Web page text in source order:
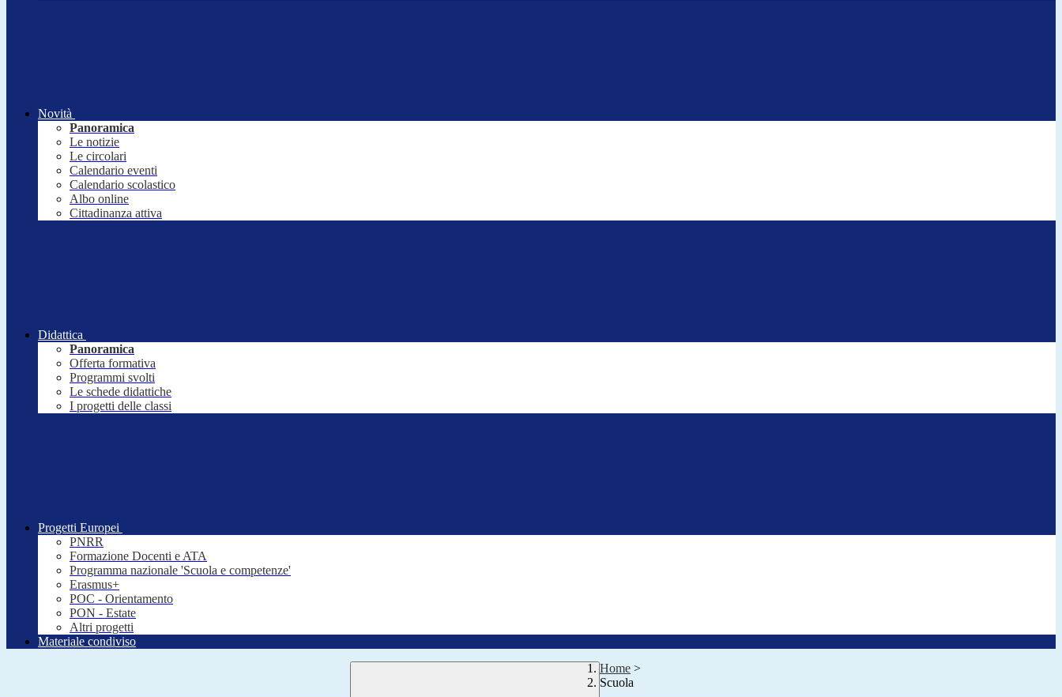
Novità
Panoramica
Le notizie
Le circolari
Calendario eventi
Calendario scolastico
Albo online
Cittadinanza attiva
Didattica
Panoramica
Offerta formativa
Programmi svolti
Le schede didattiche
I progetti delle classi
Progetti Europei
PNRR
Formazione Docenti e ATA
Programma nazionale 'Scuola e competenze'
Erasmus+
POC - Orientamento
PON - Estate
Altri progetti
Materiale condiviso
Home >
Scuola